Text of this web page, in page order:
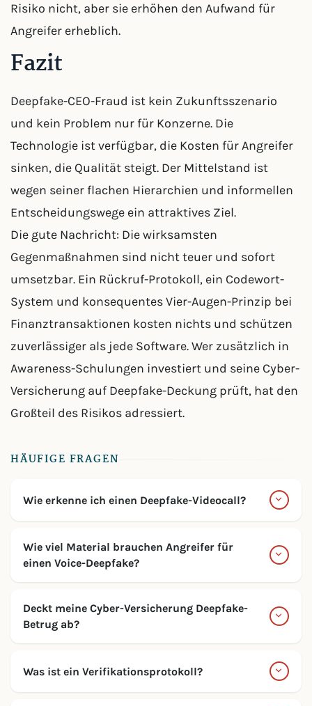
Risiko nicht, aber sie erhöhen den Aufwand für
Angreifer erheblich.
Fazit
Deepfake-CEO-Fraud ist kein Zukunftsszenario
und kein Problem nur für Konzerne. Die
Technologie ist verfügbar, die Kosten für Angreifer
sinken, die Qualität steigt. Der Mittelstand ist
wegen seiner flachen Hierarchien und informellen
Entscheidungswege ein attraktives Ziel.
Die gute Nachricht: Die wirksamsten
Gegenmaßnahmen sind nicht teuer und sofort
umsetzbar. Ein Rückruf-Protokoll, ein Codewort-
System und konsequentes Vier-Augen-Prinzip bei
Finanztransaktionen kosten nichts und schützen
zuverlässiger als jede Software. Wer zusätzlich in
Awareness-Schulungen investiert und seine Cyber-
Versicherung auf Deepfake-Deckung prüft, hat den
Großteil des Risikos adressiert.
HÄUFIGE FRAGEN
Wie erkenne ich einen Deepfake-Videocall?
Wie viel Material brauchen Angreifer für
einen Voice-Deepfake?
Deckt meine Cyber-Versicherung Deepfake-
Betrug ab?
Was ist ein Verifikationsprotokoll?